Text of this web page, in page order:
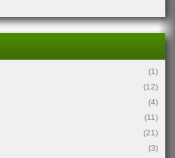
(1)
(12)
(4)
(11)
(21)
(3)